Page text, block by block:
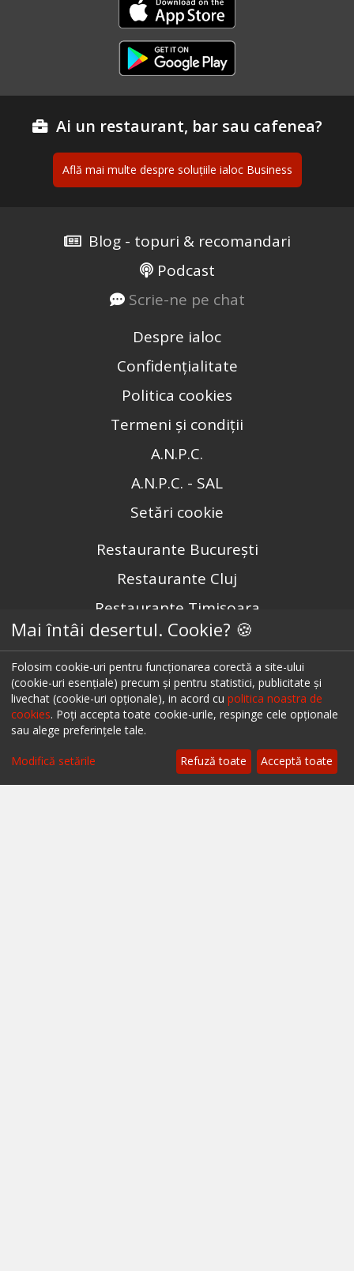
Ai un restaurant, bar sau cafenea?
Află mai multe despre soluțiile ialoc Business
Blog - topuri & recomandari
Podcast
Scrie-ne pe chat
Despre ialoc
Confidențialitate
Politica cookies
Termeni și condiții
A.N.P.C.
A.N.P.C. - SAL
Setări cookie
Restaurante București
Restaurante Cluj
Restaurante Timișoara
Restaurante Brașov
Restaurante Iași
Restaurante Sibiu
Restaurante Valea Prahovei
Restaurante Litoral
Restaurante Bacău
Mai întâi desertul. Cookie? 🍪
Folosim cookie-uri pentru funcționarea corectă a site-ului
(cookie-uri esențiale) precum și pentru statistici, publicitate și
livechat (cookie-uri opționale), in acord cu politica noastra de
cookies. Poți accepta toate cookie-urile, respinge cele opționale
sau alege preferințele tale.
Modifică setările Refuză toate Acceptă toate